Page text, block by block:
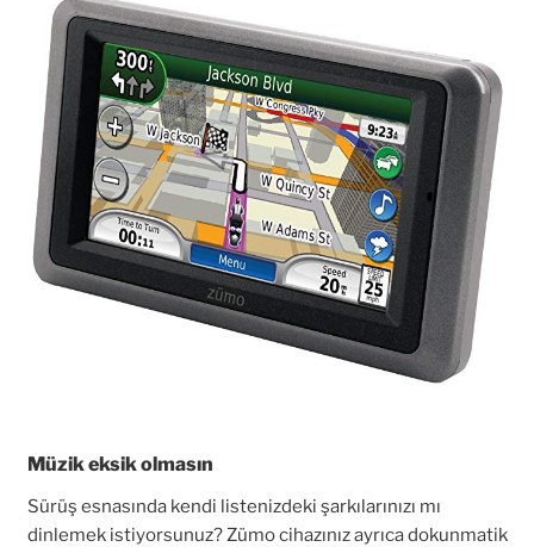
Müzik eksik olmasın
Sürüş esnasında kendi listenizdeki şarkılarınızı mı
dinlemek istiyorsunuz? Zümo cihazınız ayrıca dokunmatik